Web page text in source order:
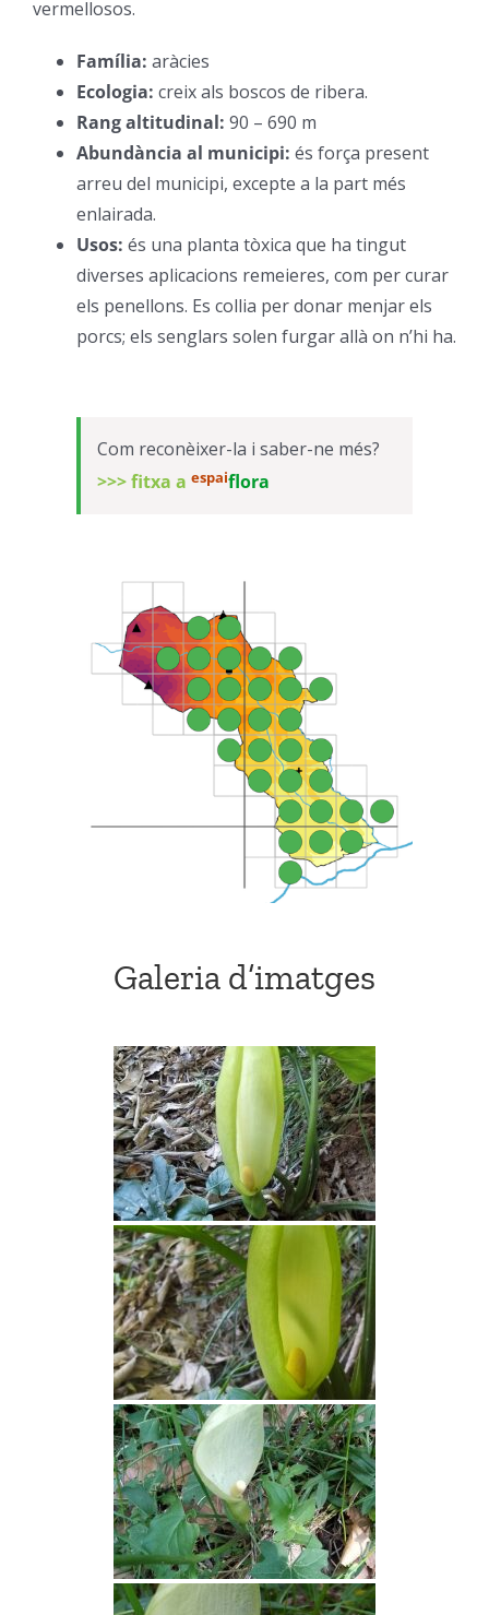
vermellosos.
Família: aràcies
Ecologia: creix als boscos de ribera.
Rang altitudinal: 90 – 690 m
Abundància al municipi: és força present
arreu del municipi, excepte a la part més
enlairada.
Usos: és una planta tòxica que ha tingut
diverses aplicacions remeieres, com per curar
els penellons. Es collia per donar menjar els
porcs; els senglars solen furgar allà on n’hi ha.
Com reconèixer-la i saber-ne més?
>>> fitxa a espaiflora
Galeria d’imatges